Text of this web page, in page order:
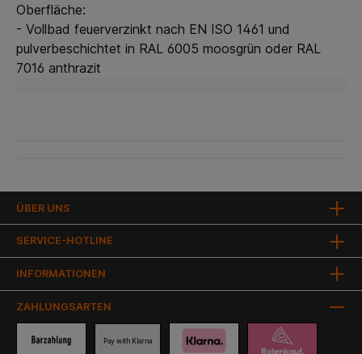
Oberfläche:
- Vollbad feuerverzinkt nach EN ISO 1461 und
pulverbeschichtet in RAL 6005 moosgrün oder RAL
7016 anthrazit
ÜBER UNS
INFORMATIONEN
SERVICE-HOTLINE
ZAHLUNGSARTEN
Pay with Klarna